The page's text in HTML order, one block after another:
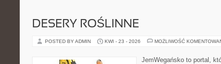
DESERY ROŚLINNE
POSTED BY ADMIN KWI - 23 - 2026 MOŻLIWOŚĆ
JemWegańsko to portal,